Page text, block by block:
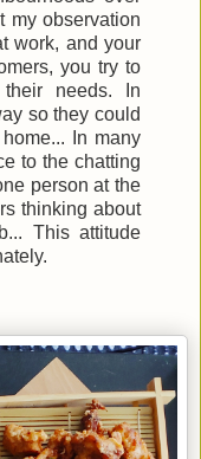
my observation
work, and your
you try to
needs. In
so they could
In many
to the chatting
person at the
thinking about
This attitude